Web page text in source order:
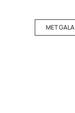
MET GALA